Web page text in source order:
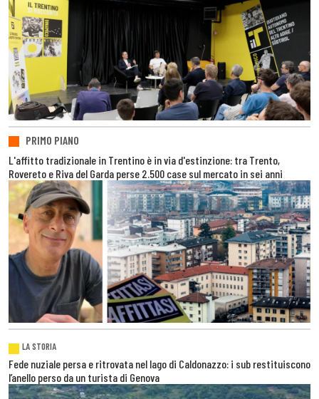
PRIMO PIANO
L'affitto tradizionale in Trentino è in via d'estinzione: tra Trento,
Rovereto e Riva del Garda perse 2.500 case sul mercato in sei anni
LA STORIA
Fede nuziale persa e ritrovata nel lago di Caldonazzo: i sub restituiscono
l’anello perso da un turista di Genova